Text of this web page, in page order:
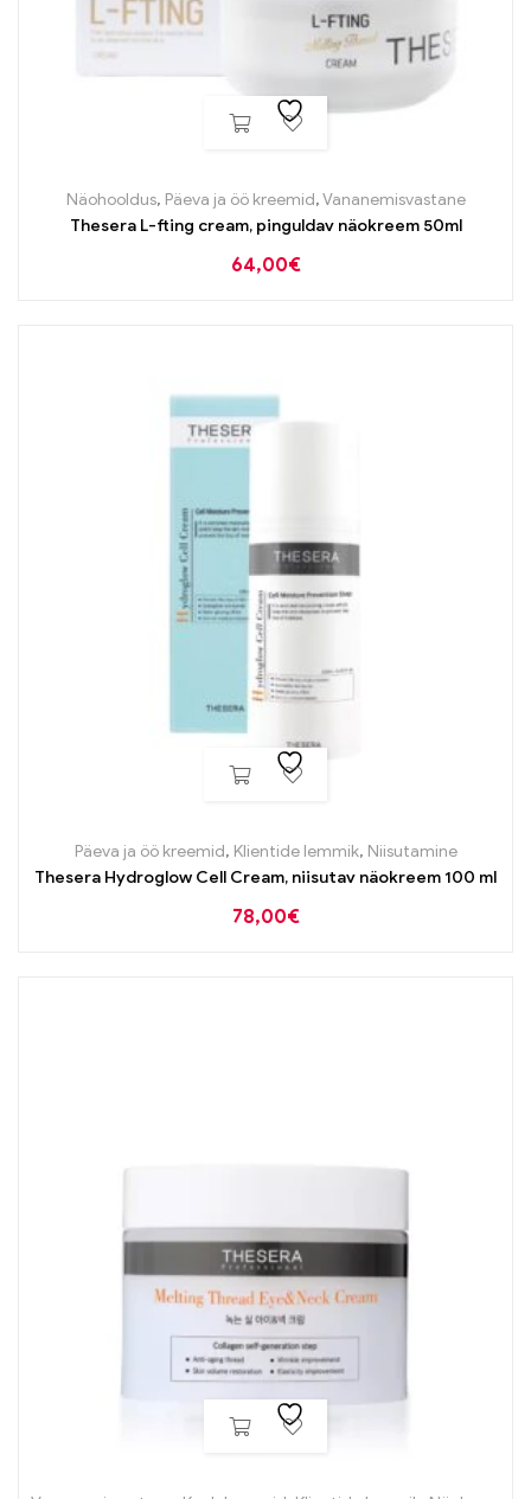
Näohooldus, Päeva ja öö kreemid,Vananemisvastane
Thesera L-fting cream, pinguldav näokreem 50ml
64,00€
Päeva ja öö kreemid, Klientide lemmik, Niisutamine
Thesera Hydroglow Cell Cream, niisutav näokreem 100 ml
78,00€